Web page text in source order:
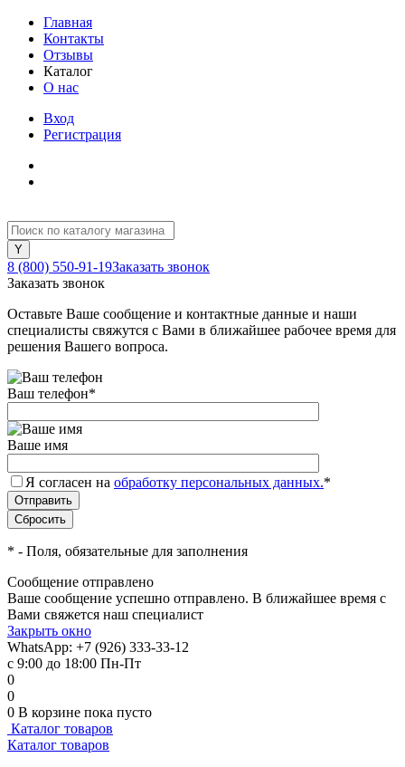
Главная
Контакты
Отзывы
Каталог
О нас
Вход
Регистрация
8 (800) 550-91-19Заказать звонок
Заказать звонок
Оставьте Ваше сообщение и контактные данные и наши
специалисты свяжутся с Вами в ближайшее рабочее время для
решения Вашего вопроса.
Ваш телефон*
Ваше имя
Я согласен на обработку персональных данных.*
* - Поля, обязательные для заполнения
Сообщение отправлено
Ваше сообщение успешно отправлено. В ближайшее время с
Вами свяжется наш специалист
Закрыть окно
WhatsApp: +7 (926) 333-33-12
с 9:00 до 18:00 Пн-Пт
0
0
0 В корзине пока пусто
Каталог товаров
Каталог товаров